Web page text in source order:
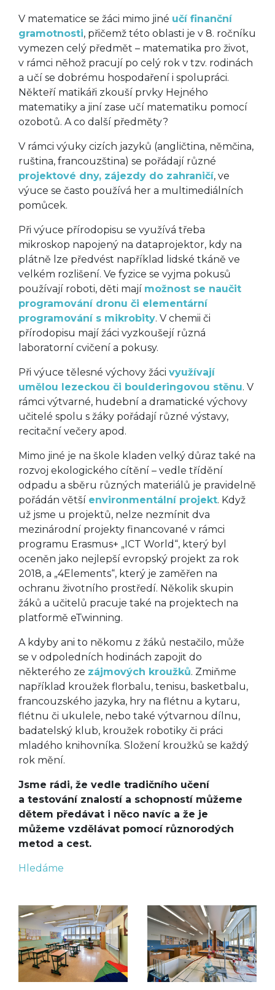
V matematice se žáci mimo jiné učí finanční
gramotnosti, přičemž této oblasti je v 8. ročníku
vymezen celý předmět – matematika pro život,
v rámci něhož pracují po celý rok v tzv. rodinách
a učí se dobrému hospodaření i spolupráci.
Někteří matikáři zkouší prvky Hejného
matematiky a jiní zase učí matematiku pomocí
ozobotů. A co další předměty?
V rámci výuky cizích jazyků (angličtina, němčina,
ruština, francouzština) se pořádají různé
projektové dny, zájezdy do zahraničí, ve
výuce se často používá her a multimediálních
pomůcek.
Při výuce přírodopisu se využívá třeba
mikroskop napojený na dataprojektor, kdy na
plátně lze předvést například lidské tkáně ve
velkém rozlišení. Ve fyzice se vyjma pokusů
používají roboti, děti mají možnost se naučit
programování dronu či elementární
programování s mikrobity. V chemii či
přírodopisu mají žáci vyzkoušejí různá
laboratorní cvičení a pokusy.
Při výuce tělesné výchovy žáci využívají
umělou lezeckou či boulderingovou stěnu. V
rámci výtvarné, hudební a dramatické výchovy
učitelé spolu s žáky pořádají různé výstavy,
recitační večery apod.
Mimo jiné je na škole kladen velký důraz také na
rozvoj ekologického cítění – vedle třídění
odpadu a sběru různých materiálů je pravidelně
pořádán větší environmentální projekt. Když
už jsme u projektů, nelze nezmínit dva
mezinárodní projekty financované v rámci
programu Erasmus+ „ICT World“, který byl
oceněn jako nejlepší evropský projekt za rok
2018, a „4Elements“, který je zaměřen na
ochranu životního prostředí. Několik skupin
žáků a učitelů pracuje také na projektech na
platformě eTwinning.
A kdyby ani to někomu z žáků nestačilo, může
se v odpoledních hodinách zapojit do
některého ze zájmových kroužků. Zmiňme
například kroužek florbalu, tenisu, basketbalu,
francouzského jazyka, hry na flétnu a kytaru,
flétnu či ukulele, nebo také výtvarnou dílnu,
badatelský klub, kroužek robotiky či práci
mladého knihovníka. Složení kroužků se každý
rok mění.
Jsme rádi, že vedle tradičního učení
a testování znalostí a schopností můžeme
dětem předávat i něco navíc a že je
můžeme vzdělávat pomocí různorodých
metod a cest.
Hledáme